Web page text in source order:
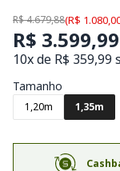
R$ 4.679,88(R$
R$ 3.599,99
10x de R$ 359,99
Tamanho
1,20m 1,35m